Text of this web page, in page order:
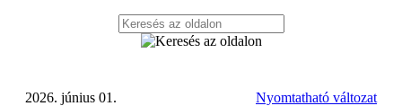
Nyomtatható változat
2026. június 01.